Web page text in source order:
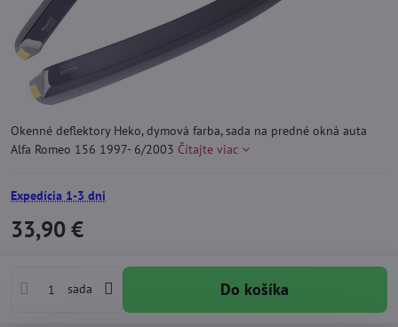
Okenné deflektory Heko, dymová farba, sada na predné okná auta
Alfa Romeo 156 1997- 6/2003 Čítajte viac
Expedícia 1-3 dni
33,90 €
sada Do košíka